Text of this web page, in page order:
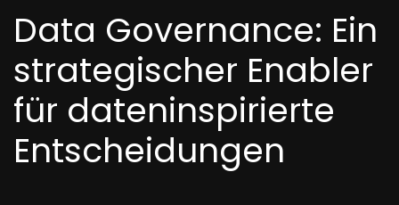
Data Governance: Ein
strategischer Enabler
für dateninspirierte
Entscheidungen